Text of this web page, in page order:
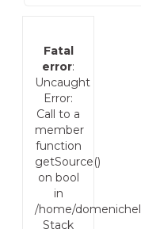
Fatal
error:
Uncaught
Error:
Call to a
member
function
getSource()
on bool
in
/home/
Stack